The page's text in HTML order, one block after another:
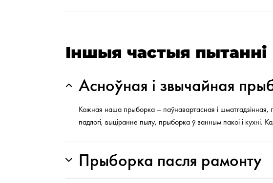
Іншыя частыя пытанні
Асноўная і звычайная
Кожная наша прыборка – паўнавартасная і шматгадзінная,
падлогі, выціранне пылу, прыборка ў ванным пакоі і кухні.
Прыборка пасля рамонту